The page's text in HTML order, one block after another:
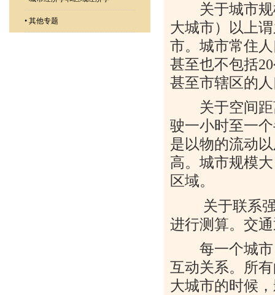
• 其他专题
关于城市规
大城市）以上
市。城市常住
甚至也不包括20
甚至市辖区的
关于空间距
驶一小时至一
是以物的流动
高。城市规模
区域。
关于联系
进行测算。交
每一个城市
互动关系。所
大城市的时候